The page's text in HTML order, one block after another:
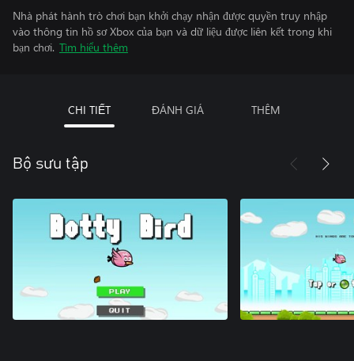
Nhà phát hành trò chơi bạn khởi chạy nhận được quyền truy nhập
vào thông tin hồ sơ Xbox của bạn và dữ liệu được liên kết trong khi
bạn chơi. Tìm hiểu thêm
CHI TIẾT ĐÁNH GIÁ THÊM
Bộ sưu tập